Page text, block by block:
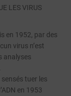
LES VIRUS
en 1952, par des
virus n’est
analyses
tuer les
en 1953